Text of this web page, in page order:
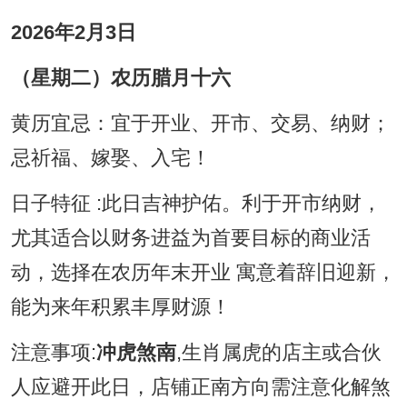
2026年2月3日
（星期二）农历腊月十六
黄历宜忌：宜于开业、开市、交易、纳财；
忌祈福、嫁娶、入宅！
日子特征 :此日吉神护佑。利于开市纳财，
尤其适合以财务进益为首要目标的商业活
动，选择在农历年末开业 寓意着辞旧迎新，
能为来年积累丰厚财源！
注意事项:冲虎煞南,生肖属虎的店主或合伙
人应避开此日，店铺正南方向需注意化解煞